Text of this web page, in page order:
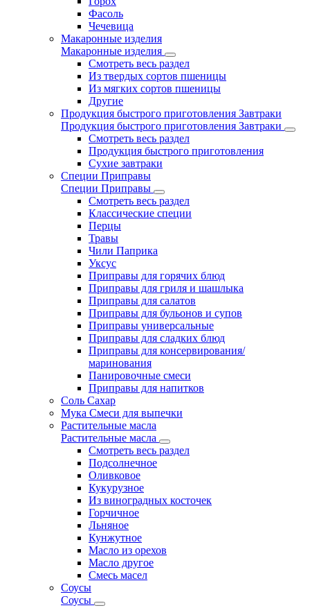
Фасоль
Чечевица
Макаронные изделия
Макаронные изделия
Смотреть весь раздел
Из твердых сортов пшеницы
Из мягких сортов пшеницы
Другие
Продукция быстрого приготовления Завтраки
Продукция быстрого приготовления Завтраки
Смотреть весь раздел
Продукция быстрого приготовления
Сухие завтраки
Специи Приправы
Специи Приправы
Смотреть весь раздел
Классические специи
Перцы
Травы
Чили Паприка
Уксус
Приправы для горячих блюд
Приправы для гриля и шашлыка
Приправы для салатов
Приправы для бульонов и супов
Приправы универсальные
Приправы для сладких блюд
Приправы для консервирования/
маринования
Панировочные смеси
Приправы для напитков
Соль Сахар
Мука Смеси для выпечки
Растительные масла
Растительные масла
Смотреть весь раздел
Подсолнечное
Оливковое
Кукурузное
Из виноградных косточек
Горчичное
Льняное
Кунжутное
Масло из орехов
Масло другое
Смесь масел
Соусы
Соусы